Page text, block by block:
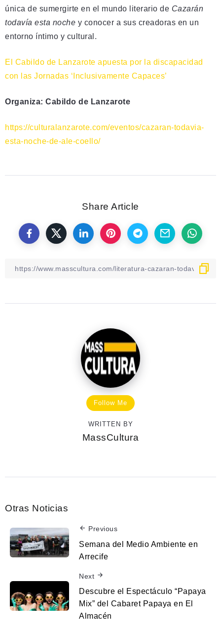
única de sumergirte en el mundo literario de Cazarán
todavía esta noche y conocer a sus creadoras en un
entorno íntimo y cultural.
El Cabildo de Lanzarote apuesta por la discapacidad
con las Jornadas ‘Inclusivamente Capaces’
Organiza: Cabildo de Lanzarote
https://culturalanzarote.com/eventos/cazaran-todavia-
esta-noche-de-ale-coello/
Share Article
Follow Me
WRITTEN BY
MassCultura
Otras Noticias
Previous
Semana del Medio Ambiente en
Arrecife
Next
Descubre el Espectáculo “Papaya
Mix” del Cabaret Papaya en El
Almacén